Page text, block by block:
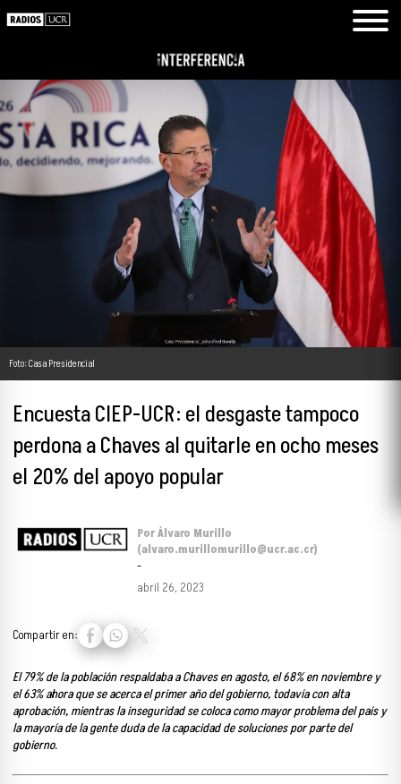
Foto: Casa Presidencial
Encuesta CIEP-UCR: el desgaste tampoco
perdona a Chaves al quitarle en ocho meses
el 20% del apoyo popular
Por Álvaro Murillo
(alvaro.murillomurillo@ucr.ac.cr)
-
abril 26, 2023
Compartir en:
El 79% de la población respaldaba a Chaves en agosto, el 68% en noviembre y
el 63% ahora que se acerca el primer año del gobierno, todavía con alta
aprobación, mientras la inseguridad se coloca como mayor problema del país y
la mayoría de la gente duda de la capacidad de soluciones por parte del
gobierno.